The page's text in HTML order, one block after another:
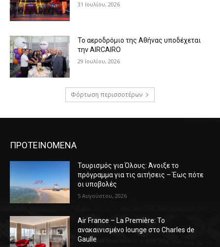
31 Ιουλίου, 2026
Το αεροδρόμιο της Αθήνας υποδέχεται
την AIRCAIRO
29 Ιουλίου, 2026
Φόρτωση περισσοτέρων
ΠΡΟΤΕΙΝΟΜΕΝΑ
Τουρισμός για Όλους: Άνοιξε το
πρόγραμμα για τις αιτήσεις – Έως πότε
οι υποβολές
5 Αυγούστου, 2026
Air France – La Première: Το
ανακαινισμένο lounge στο Charles de
Gaulle